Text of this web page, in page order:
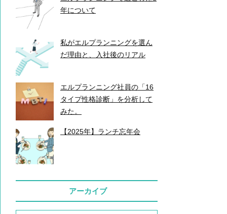
年について
私がエルプランニングを選ん
だ理由と、入社後のリアル
エルプランニング社員の「16
タイプ性格診断」を分析して
みた。
【2025年】ランチ忘年会
アーカイブ